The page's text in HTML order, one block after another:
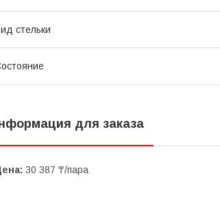
стельки
для заказа
30 387 ₸/пара